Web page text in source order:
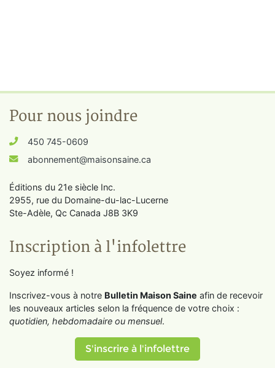
Pour nous joindre
450 745-0609
abonnement@maisonsaine.ca
Éditions du 21e siècle Inc.
2955, rue du Domaine-du-lac-Lucerne
Ste-Adèle, Qc Canada J8B 3K9
Inscription à l'infolettre
Soyez informé !
Inscrivez-vous à notre Bulletin Maison Saine afin de recevoir
les nouveaux articles selon la fréquence de votre choix :
quotidien, hebdomadaire ou mensuel.
S'inscrire à l'infolettre